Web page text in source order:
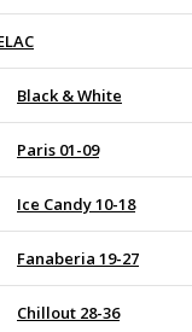
Black & White
Paris 01-09
Ice Candy 10-18
Fanaberia 19-27
Chillout 28-36